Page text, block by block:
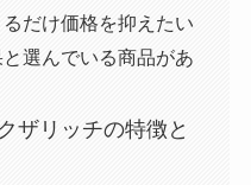
だけ価格を抑えたい
選んでいる商品があ
ザリッチの特徴と